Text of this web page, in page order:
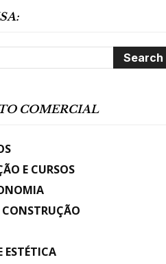
COMERCIAL
E CURSOS
ESTÉTICA